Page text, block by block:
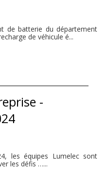
de batterie du département
de véhicule é...
-
les équipes Lumelec sont
les défis …...